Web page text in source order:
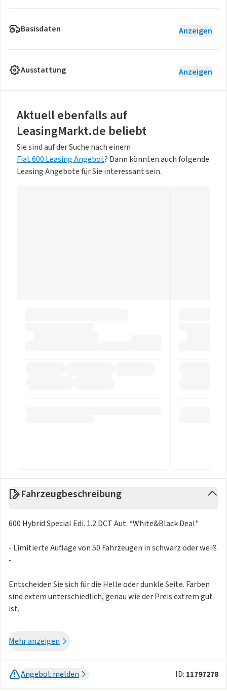
Basisdaten Anzeigen
Ausstattung Anzeigen
Aktuell ebenfalls auf
LeasingMarkt.de beliebt
Sie sind auf der Suche nach einem
Fiat 600 Leasing Angebot? Dann könnten auch folgende
Leasing Angebote für Sie interessant sein.
Fahrzeugbeschreibung
600 Hybrid Special Edi. 1.2 DCT Aut. *White&Black Deal"
- Limitierte Auflage von 50 Fahrzeugen in schwarz oder weiß
-
Entscheiden Sie sich für die Helle oder dunkle Seite. Farben
sind extem unterschiedlich, genau wie der Preis extrem gut
ist.
Sitze Stoff Schwarz mit Fiat Monogramm
Auslieferungsstandort ist 190xx
Mehr anzeigen
Angebot melden ID: 11797278